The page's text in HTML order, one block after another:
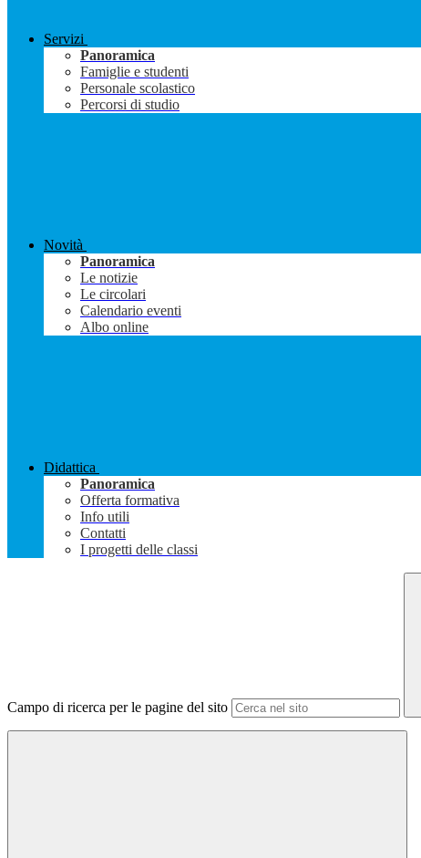
Servizi
Panoramica
Famiglie e studenti
Personale scolastico
Percorsi di studio
Novità
Panoramica
Le notizie
Le circolari
Calendario eventi
Albo online
Didattica
Panoramica
Offerta formativa
Info utili
Contatti
I progetti delle classi
Campo di ricerca per le pagine del sito